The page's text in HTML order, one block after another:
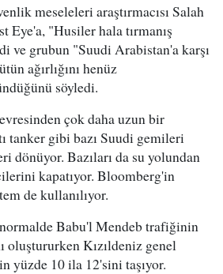
meseleleri araştırmacısı Salah
Eye'a, "Husiler hala tırmanış
ve grubun "Suudi Arabistan'a karşı
ağırlığını henüz
söyledi.
çok daha uzun bir
tanker gibi bazı Suudi gemileri
dönüyor. Bazıları da su yolundan
kapatıyor. Bloomberg'in
de kullanılıyor.
Babu'l Mendeb trafiğinin
oluştururken Kızıldeniz genel
yüzde 10 ila 12'sini taşıyor.